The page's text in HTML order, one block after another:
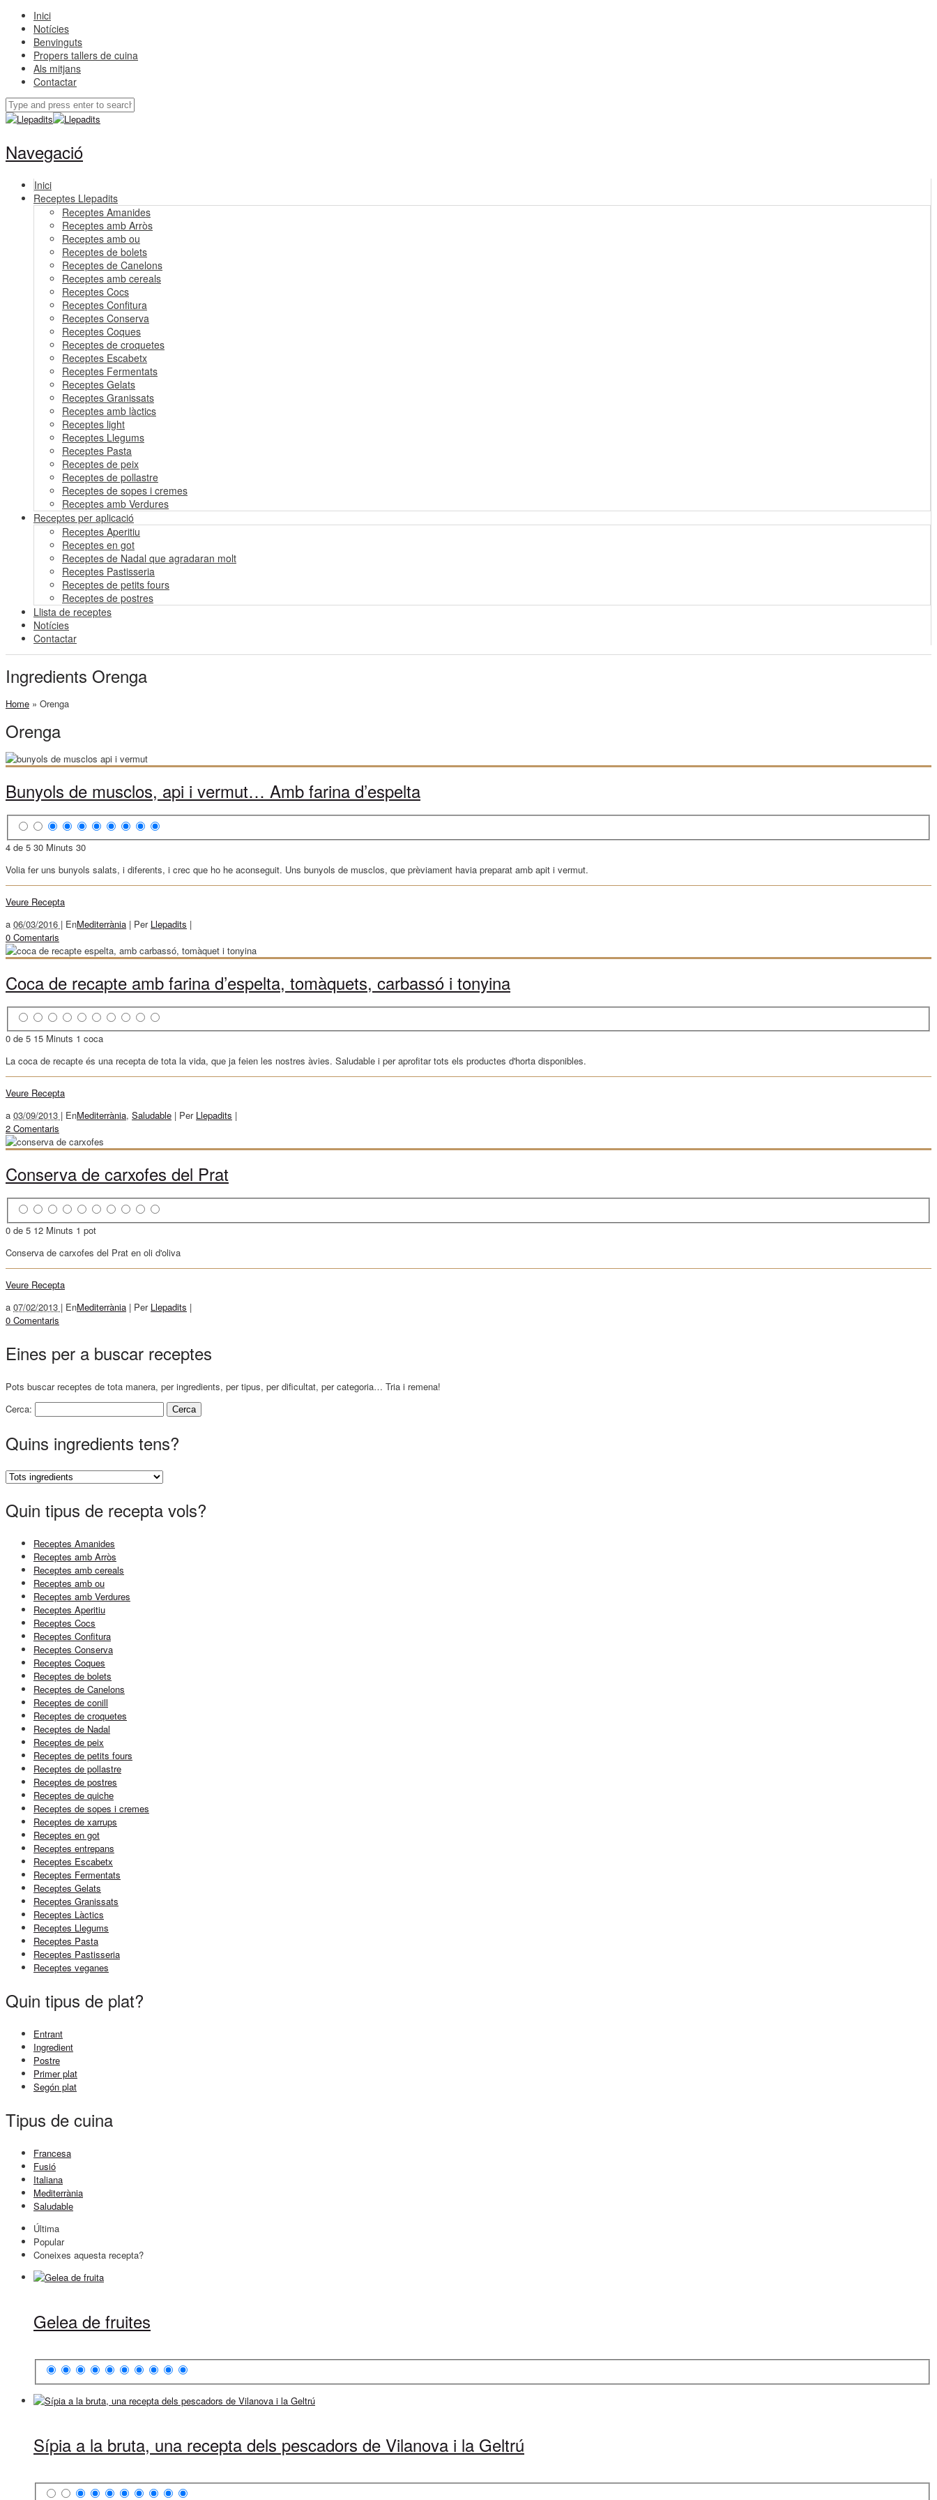
Inici
Notícies
Benvinguts
Propers tallers de cuina
Als mitjans
Contactar
Navegació
Inici
Receptes Llepadits
Receptes Amanides
Receptes amb Arròs
Receptes amb ou
Receptes de bolets
Receptes de Canelons
Receptes amb cereals
Receptes Cocs
Receptes Confitura
Receptes Conserva
Receptes Coques
Receptes de croquetes
Receptes Escabetx
Receptes Fermentats
Receptes Gelats
Receptes Granissats
Receptes amb làctics
Receptes light
Receptes Llegums
Receptes Pasta
Receptes de peix
Receptes de pollastre
Receptes de sopes i cremes
Receptes amb Verdures
Receptes per aplicació
Receptes Aperitiu
Receptes en got
Receptes de Nadal que agradaran molt
Receptes Pastisseria
Receptes de petits fours
Receptes de postres
Llista de receptes
Notícies
Contactar
Ingredients Orenga
Home » Orenga
Orenga
Bunyols de musclos, api i vermut… Amb farina d’espelta
4 de 5 30 Minuts 30
Volia fer uns bunyols salats, i diferents, i crec que ho he aconseguit. Uns bunyols de musclos, que prèviament havia preparat amb apit i vermut.
Veure Recepta
a 06/03/2016 | EnMediterrània | Per Llepadits |
0 Comentaris
Coca de recapte amb farina d’espelta, tomàquets, carbassó i tonyina
0 de 5 15 Minuts 1 coca
La coca de recapte és una recepta de tota la vida, que ja feien les nostres àvies. Saludable i per aprofitar tots els productes d'horta disponibles.
Veure Recepta
a 03/09/2013 | EnMediterrània, Saludable | Per Llepadits |
2 Comentaris
Conserva de carxofes del Prat
0 de 5 12 Minuts 1 pot
Conserva de carxofes del Prat en oli d'oliva
Veure Recepta
a 07/02/2013 | EnMediterrània | Per Llepadits |
0 Comentaris
Eines per a buscar receptes
Pots buscar receptes de tota manera, per ingredients, per tipus, per dificultat, per categoria… Tria i remena!
Cerca:
Quins ingredients tens?
Quin tipus de recepta vols?
Receptes Amanides
Receptes amb Arròs
Receptes amb cereals
Receptes amb ou
Receptes amb Verdures
Receptes Aperitiu
Receptes Cocs
Receptes Confitura
Receptes Conserva
Receptes Coques
Receptes de bolets
Receptes de Canelons
Receptes de conill
Receptes de croquetes
Receptes de Nadal
Receptes de peix
Receptes de petits fours
Receptes de pollastre
Receptes de postres
Receptes de quiche
Receptes de sopes i cremes
Receptes de xarrups
Receptes en got
Receptes entrepans
Receptes Escabetx
Receptes Fermentats
Receptes Gelats
Receptes Granissats
Receptes Làctics
Receptes Llegums
Receptes Pasta
Receptes Pastisseria
Receptes veganes
Quin tipus de plat?
Entrant
Ingredient
Postre
Primer plat
Segón plat
Tipus de cuina
Francesa
Fusió
Italiana
Mediterrània
Saludable
Última
Popular
Coneixes aquesta recepta?
Gelea de fruites
Sípia a la bruta, una recepta dels pescadors de Vilanova i la Geltrú